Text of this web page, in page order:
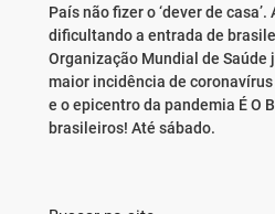
País não fizer o ‘dever de
dificultando a entrada de
Organização Mundial de Saúde
maior incidência de
e o epicentro da pandemia É O
brasileiros! Até sábado.